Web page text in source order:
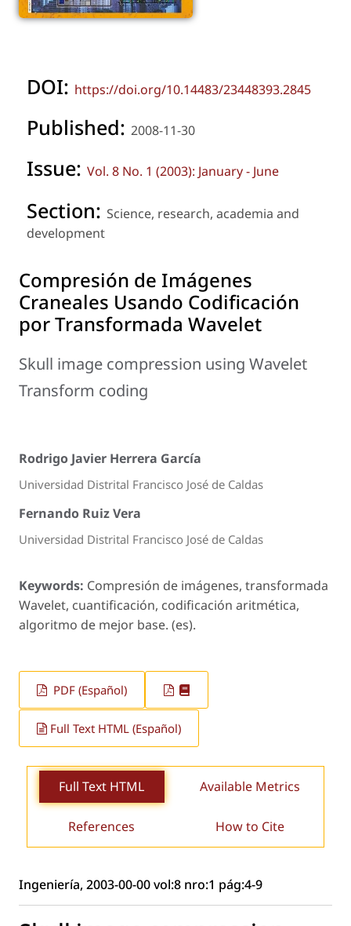
DOI: https://doi.org/10.14483/23448393.2845
Published: 2008-11-30
Issue: Vol. 8 No. 1 (2003): January - June
Section: Science, research, academia and
development
Compresión de Imágenes
Craneales Usando Codificación
por Transformada Wavelet
Skull image compression using Wavelet
Transform coding
Rodrigo Javier Herrera García
Universidad Distrital Francisco José de Caldas
Fernando Ruiz Vera
Universidad Distrital Francisco José de Caldas
Keywords: Compresión de imágenes, transformada
Wavelet, cuantificación, codificación aritmética,
algoritmo de mejor base. (es).
PDF (Español)
Full Text HTML (Español)
Full Text HTML Available Metrics
References How to Cite
Ingeniería, 2003-00-00 vol:8 nro:1 pág:4-9